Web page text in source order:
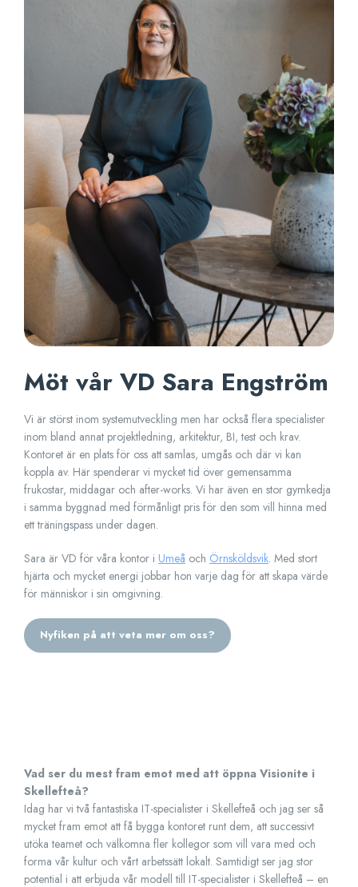
Möt vår VD Sara Engström
Vi är störst inom systemutveckling men har också flera specialister
inom bland annat projektledning, arkitektur, BI, test och krav.
Kontoret är en plats för oss att samlas, umgås och där vi kan
koppla av. Här spenderar vi mycket tid över gemensamma
frukostar, middagar och after-works. Vi har även en stor gymkedja
i samma byggnad med förmånligt pris för den som vill hinna med
ett träningspass under dagen.
Sara är VD för våra kontor i Umeå och Örnsköldsvik. Med stort
hjärta och mycket energi jobbar hon varje dag för att skapa värde
för människor i sin omgivning.
Nyfiken på att veta mer om oss?
Vad ser du mest fram emot med att öppna Visionite i
Skellefteå?
Idag har vi två fantastiska IT-specialister i Skellefteå och jag ser så
mycket fram emot att få bygga kontoret runt dem, att successivt
utöka teamet och välkomna fler kollegor som vill vara med och
forma vår kultur och vårt arbetssätt lokalt. Samtidigt ser jag stor
potential i att erbjuda vår modell till IT-specialister i Skellefteå – en